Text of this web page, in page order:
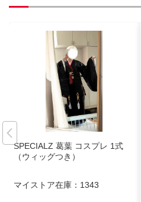
SPECIALZ 葛葉 コスプレ 1式
（ウィッグつき）
マイストア在庫： 1343